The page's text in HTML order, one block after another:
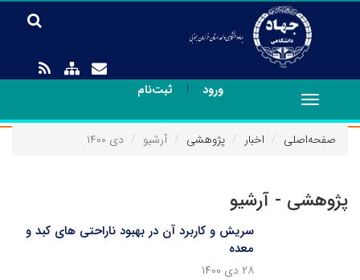
ورود | ثبت‌نام
Toggle
navigation
صفحه‌اصلی
اخبار پژوهشی آرشیو دی ۱۴۰۰
پژوهشی - آرشیو
سریش و کاربرد آن در بهبود ناراحتی های کبد و
معده
۲۸ دی ۱۴۰۰